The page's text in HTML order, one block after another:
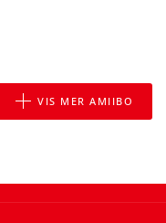
VIS MER AMIIBO